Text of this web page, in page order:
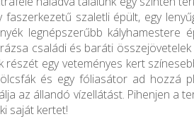
faszerkezetű szaletli épült, egy
legnépszerűbb kályhamestere
családi és baráti
részét egy veteményes kert
és egy fóliasátor ad hozzá
az állandó vízellátást. Pihenjen a
saját kertet!